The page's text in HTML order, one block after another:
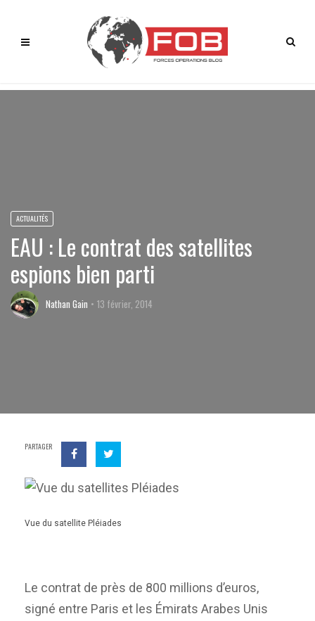
ACTUALITÉS
EAU : Le contrat des satellites
espions bien parti
Nathan Gain 13 février, 2014
PARTAGER
Vue du satellite Pléiades
Le contrat de près de 800 millions d’euros,
signé entre Paris et les Émirats Arabes Unis